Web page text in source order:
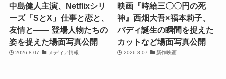
中島健人主演、Netflixシリ
ーズ「SとX」仕事と恋と、
友情と―― 登場人物たちの
姿を捉えた場面写真公開
2026.8.07 メディア情報
映画『時給三〇〇円の死
神』西畑大吾×福本莉子、
バディ誕生の瞬間を捉えた
カットなど場面写真公開
2026.8.07 新作映画